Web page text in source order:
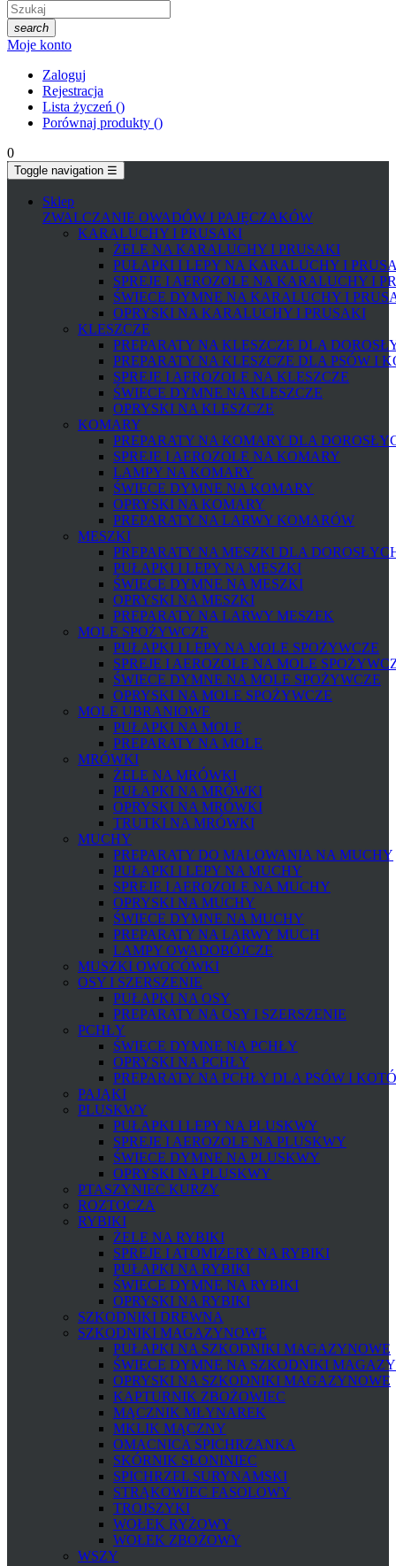
search
Moje konto
Zaloguj
Rejestracja
Lista życzeń ()
Porównaj produkty ()
0
Toggle navigation ☰
Sklep
ZWALCZANIE OWADÓW I PAJĘCZAKÓW
KARALUCHY I PRUSAKI
ŻELE NA KARALUCHY I PRUSAKI
PUŁAPKI I LEPY NA KARALUCHY I
SPREJE I AEROZOLE NA KARALUCHY I
ŚWIECE DYMNE NA KARALUCHY I
OPRYSKI NA KARALUCHY I PRUSAKI
KLESZCZE
PREPARATY NA KLESZCZE DLA
PREPARATY NA KLESZCZE DLA PSÓW I
SPREJE I AEROZOLE NA KLESZCZE
ŚWIECE DYMNE NA KLESZCZE
OPRYSKI NA KLESZCZE
KOMARY
PREPARATY NA KOMARY DLA
SPREJE I AEROZOLE NA KOMARY
LAMPY NA KOMARY
ŚWIECE DYMNE NA KOMARY
OPRYSKI NA KOMARY
PREPARATY NA LARWY KOMARÓW
MESZKI
PREPARATY NA MESZKI DLA
PUŁAPKI I LEPY NA MESZKI
ŚWIECE DYMNE NA MESZKI
OPRYSKI NA MESZKI
PREPARATY NA LARWY MESZEK
MOLE SPOŻYWCZE
PUŁAPKI I LEPY NA MOLE SPOŻYWCZE
SPREJE I AEROZOLE NA MOLE
ŚWIECE DYMNE NA MOLE SPOŻYWCZE
OPRYSKI NA MOLE SPOŻYWCZE
MOLE UBRANIOWE
PUŁAPKI NA MOLE
PREPARATY NA MOLE
MRÓWKI
ŻELE NA MRÓWKI
PUŁAPKI NA MRÓWKI
OPRYSKI NA MRÓWKI
TRUTKI NA MRÓWKI
MUCHY
PREPARATY DO MALOWANIA NA MUCHY
PUŁAPKI I LEPY NA MUCHY
SPREJE I AEROZOLE NA MUCHY
OPRYSKI NA MUCHY
ŚWIECE DYMNE NA MUCHY
PREPARATY NA LARWY MUCH
LAMPY OWADOBÓJCZE
MUSZKI OWOCÓWKI
OSY I SZERSZENIE
PUŁAPKI NA OSY
PREPARATY NA OSY I SZERSZENIE
PCHŁY
ŚWIECE DYMNE NA PCHŁY
OPRYSKI NA PCHŁY
PREPARATY NA PCHŁY DLA PSÓW I
PAJĄKI
PLUSKWY
PUŁAPKI I LEPY NA PLUSKWY
SPREJE I AEROZOLE NA PLUSKWY
ŚWIECE DYMNE NA PLUSKWY
OPRYSKI NA PLUSKWY
PTASZYNIEC KURZY
ROZTOCZA
RYBIKI
ŻELE NA RYBIKI
SPREJE I ATOMIZERY NA RYBIKI
PUŁAPKI NA RYBIKI
ŚWIECE DYMNE NA RYBIKI
OPRYSKI NA RYBIKI
SZKODNIKI DREWNA
SZKODNIKI MAGAZYNOWE
PUŁAPKI NA SZKODNIKI MAGAZYNOWE
ŚWIECE DYMNE NA SZKODNIKI
OPRYSKI NA SZKODNIKI MAGAZYNOWE
KAPTURNIK ZBOŻOWIEC
MĄCZNIK MŁYNAREK
MKLIK MĄCZNY
OMACNICA SPICHRZANKA
SKÓRNIK SŁONINIEC
SPICHRZEL SURYNAMSKI
STRĄKOWIEC FASOLOWY
TROJSZYKI
WOŁEK RYŻOWY
WOŁEK ZBOŻOWY
WSZY